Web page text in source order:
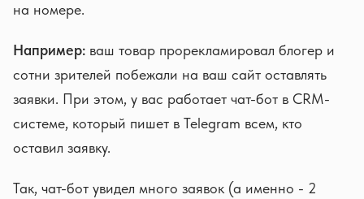
на номере.
Например: ваш товар прорекламировал блогер и
сотни зрителей побежали на ваш сайт оставлять
заявки. При этом, у вас работает чат-бот в CRM-
системе, который пишет в Telegram всем, кто
оставил заявку.
Так, чат-бот увидел много заявок (а именно - 2